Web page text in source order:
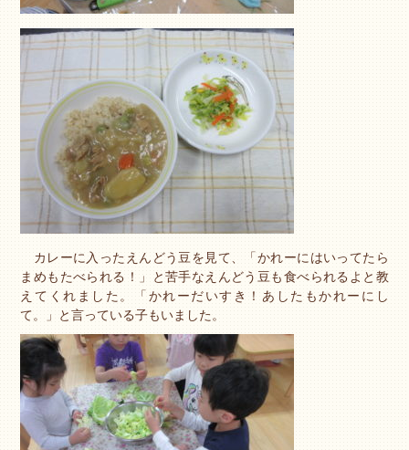
カレーに入ったえんどう豆を見て、「かれーにはいってたら
まめもたべられる！」と苦手なえんどう豆も食べられるよと教
えてくれました。「かれーだいすき！あしたもかれーにし
て。」と言っている子もいました。